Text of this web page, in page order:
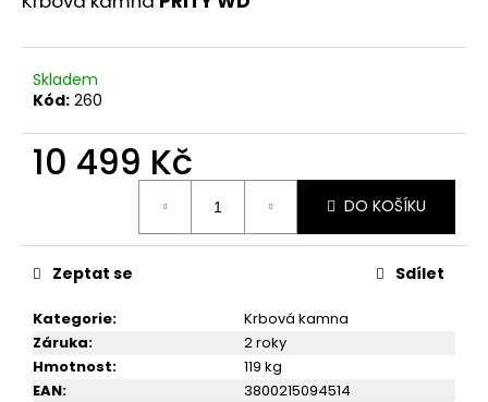
Skladem
Kód: 260
10 499 Kč
DO KOŠÍKU
Kategorie:
Krbová kamna
Záruka:
2 roky
Hmotnost:
119 kg
EAN:
3800215094514
Zeptat se Sdílet
D
o
u
č
e
m